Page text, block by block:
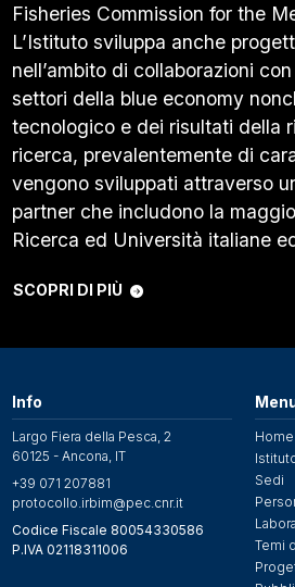
Fisheries Commission for the
L’Istituto sviluppa anche
nell’ambito di collaborazioni
settori della blue economy
tecnologico e dei risultati della
ricerca, prevalentemente di
vengono sviluppati attraverso
partner che includono la
Ricerca ed Università italiane
SCOPRI DI PIÙ
Info
Largo Fiera della Pesca, 2
60125 - Ancona, IT
+39 071 207881
protocollo.irbim@pec.cnr.it
Codice Fiscale 80054330586
P.IVA 02118311006
Home
Sedi
Temi